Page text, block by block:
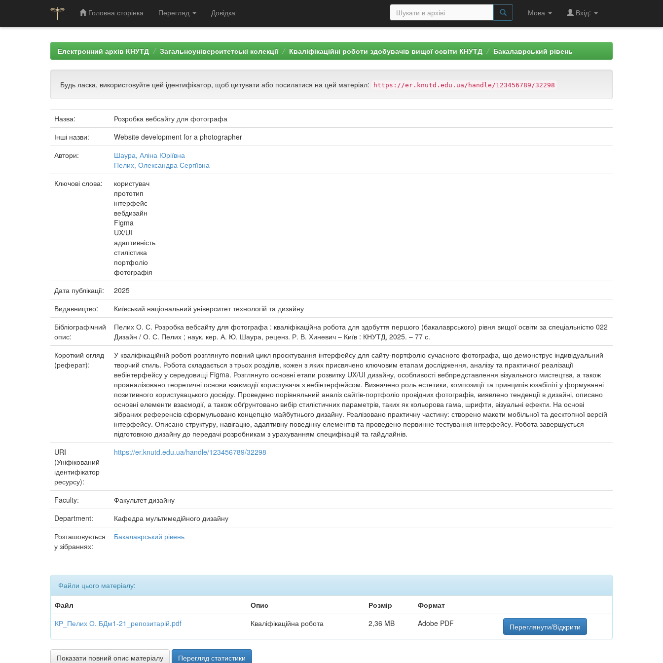
Головна сторінка Перегляд Довідка Мова Вхід:
Електронний архів КНУТД Загальноуніверситетські колекції Кваліфікаційні роботи здобувачів вищої освіти КНУТД Бакалаврський рівень
Будь ласка, використовуйте цей ідентифікатор, щоб цитувати або посилатися на цей матеріал: https://er.knutd.edu.ua/handle/123456789/32298
Назва:
Розробка вебсайту для фотографа
Інші назви:
Website development for a photographer
Автори:
Шаура, Аліна Юріївна
Пелих, Олександра Сергіївна
Ключові слова:
користувач
прототип
інтерфейс
вебдизайн
Figma
UX/UI
адаптивність
стилістика
портфоліо
фотографія
Дата публікації:
2025
Видавництво:
Київський національний університет технологій та дизайну
Бібліографічний
опис:
Пелих О. С. Розробка вебсайту для фотографа : кваліфікаційна робота для здобуття першого (бакалаврського) рівня вищої освіти за спеціальністю 022
Дизайн / О. С. Пелих ; наук. кер. А. Ю. Шаура, реценз. Р. В. Хиневич – Київ : КНУТД, 2025. – 77 с.
Короткий огляд
(реферат):
У кваліфікаційній роботі розглянуто повний цикл проєктування інтерфейсу для сайту-портфоліо сучасного фотографа, що демонструє індивідуальний
творчий стиль. Робота складається з трьох розділів, кожен з яких присвячено ключовим етапам дослідження, аналізу та практичної реалізації
вебінтерфейсу у середовищі Figma. Розглянуто основні етапи розвитку UX/UI дизайну, особливості вебпредставлення візуального мистецтва, а також
проаналізовано теоретичні основи взаємодії користувача з вебінтерфейсом. Визначено роль естетики, композиції та принципів юзабіліті у формуванні
позитивного користувацького досвіду. Проведено порівняльний аналіз сайтів-портфоліо провідних фотографів, виявлено тенденції в дизайні, описано
основні елементи взаємодії, а також обґрунтовано вибір стилістичних параметрів, таких як кольорова гама, шрифти, візуальні ефекти. На основі
зібраних референсів сформульовано концепцію майбутнього дизайну. Реалізовано практичну частину: створено макети мобільної та десктопної версій
інтерфейсу. Описано структуру, навігацію, адаптивну поведінку елементів та проведено первинне тестування інтерфейсу. Робота завершується
підготовкою дизайну до передачі розробникам з урахуванням специфікацій та гайдлайнів.
URI
(Уніфікований
ідентифікатор
ресурсу):
https://er.knutd.edu.ua/handle/123456789/32298
Faculty:
Факультет дизайну
Department:
Кафедра мультимедійного дизайну
Розташовується
у зібраннях:
Бакалаврський рівень
Файли цього матеріалу:
Файл
Опис Розмір
Формат
КР_Пелих О. БДм1-21_репозитарій.pdf
Кваліфікаційна робота 2,36 MB Adobe PDF Переглянути/Відкрити
Показати повний опис матеріалу Перегляд статистики